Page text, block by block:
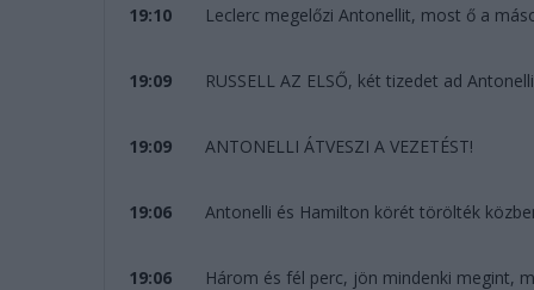
19:10 Leclerc megelőzi Antonellit, most ő a
19:09 RUSSELL AZ ELSŐ, két tizedet ad
19:09 ANTONELLI ÁTVESZI A VEZETÉST!
19:06 Antonelli és Hamilton körét törölték
19:06 Három és fél perc, jön mindenki megint,